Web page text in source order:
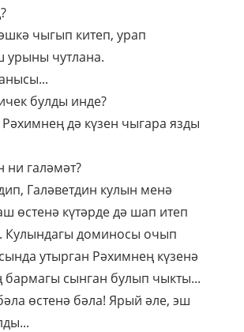
чыгып китеп, урап
урыны чутлана.
булды инде?
дә күзен чыгара язды
ни галәмәт?
Галәветдин кулын менә
өстенә күтәрде дә шап итеп
Кулындагы доминосы очып
утырган Рәхимнең күзенә
бармагы сынган булып чыкты...
өстенә бәла! Ярый әле, эш